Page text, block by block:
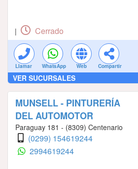
| Cerrado
Llamar WhatsApp Web Compartir
VER SUCURSALES
MUNSELL - PINTURERÍA
DEL AUTOMOTOR
Paraguay 181 - (8309) Centenario
(0299) 154619244
2994619244